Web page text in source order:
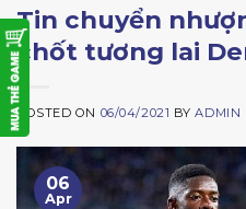
Tin chuyển
chốt tương lai
POSTED ON 06/04/2021 BYADMIN
06
Apr